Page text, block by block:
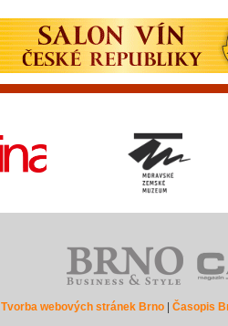
Tvorba webových stránek Brno| Časopis